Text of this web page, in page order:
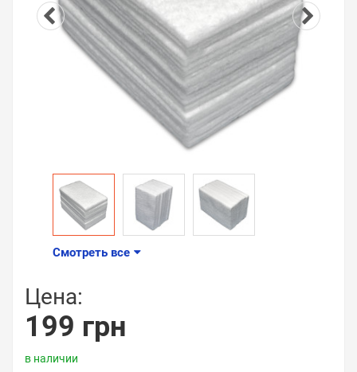
Смотреть все
Цена:
199 грн
в наличии